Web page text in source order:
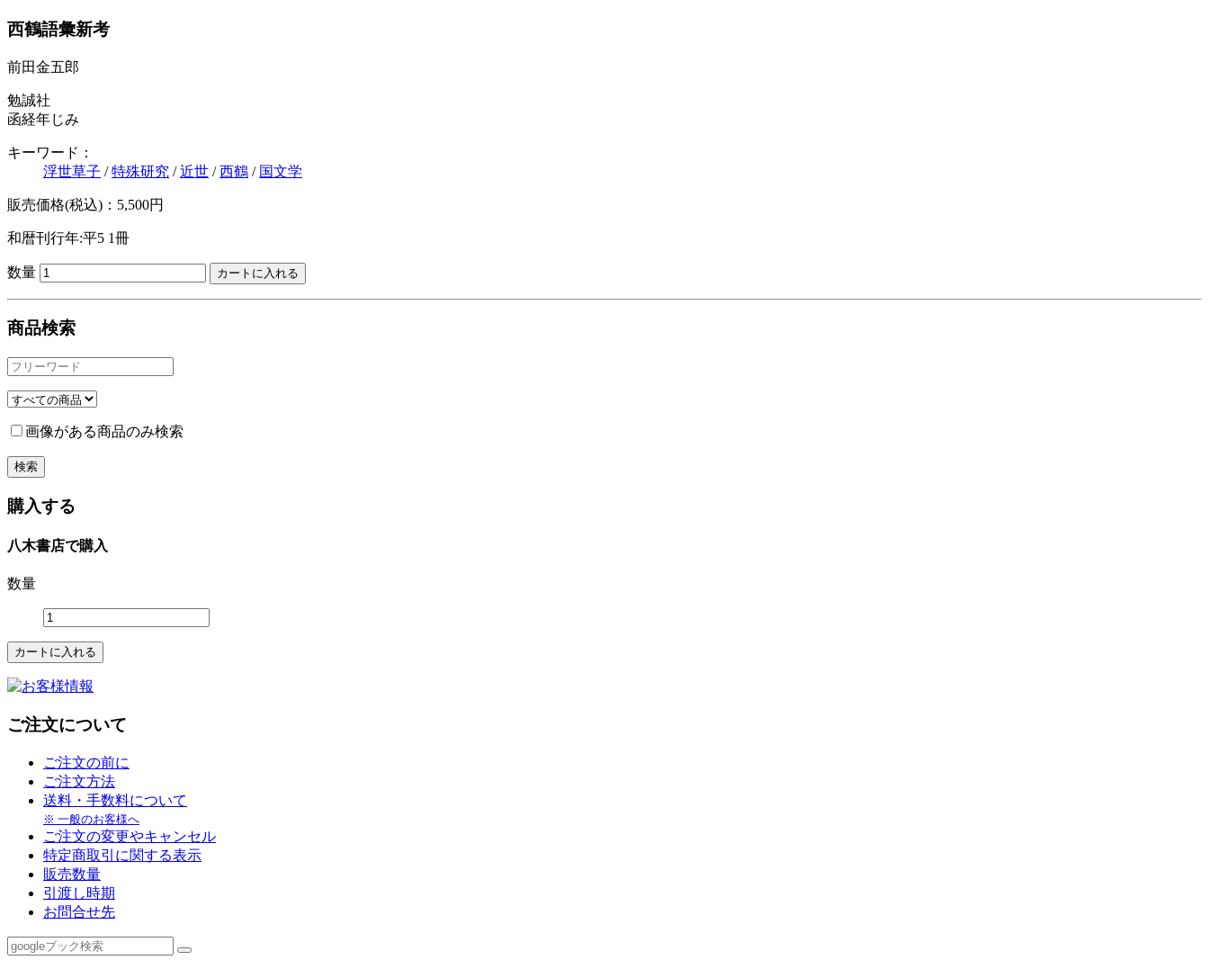
西鶴語彙新考
前田金五郎
勉誠社
函経年じみ
キーワード：
浮世草子 /特殊研究 /近世 /西鶴 / 国文学
販売価格(税込)：5,500円
和暦刊行年:平5 1冊
数量
商品検索
画像がある商品のみ検索
購入する
八木書店で購入
数量
ご注文について
ご注文の前に
ご注文方法
送料・手数料について
※ 一般のお客様へ
ご注文の変更やキャンセル
特定商取引に関する表示
販売数量
引渡し時期
お問合せ先